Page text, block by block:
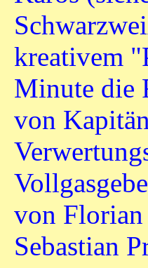
kreativem
Minute die
von
von Florian
Sebastian